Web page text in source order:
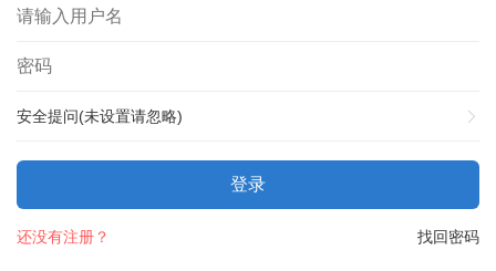
安全提问(未设置请忽略)
登录
找回密码
还没有注册？